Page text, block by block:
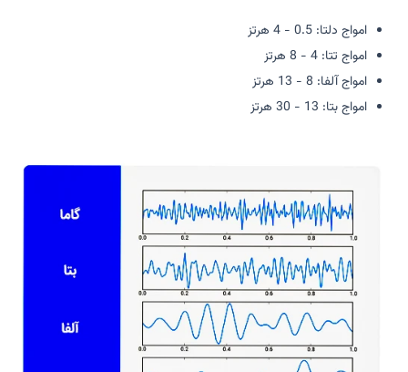
امواج دلتا: 0.5 - 4 هرتز
امواج تتا: 4 - 8 هرتز
امواج آلفا: 8 - 13 هرتز
امواج بتا: 13 - 30 هرتز